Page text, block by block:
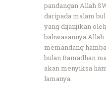
pandangan Allah
daripada malam
yang dijanjikan
bahwasannya Allah
memandang
bulan Ramadhan
akan menyiksa
lamanya.